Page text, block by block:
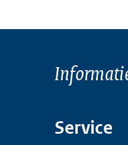
Service